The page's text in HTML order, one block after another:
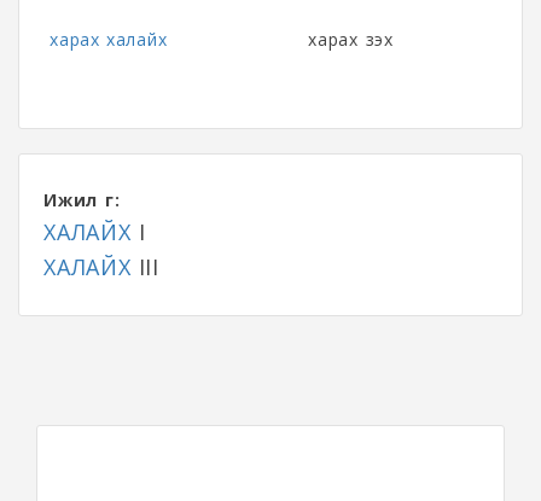
харах халайх харах үзэх
Ижил үг:
ХАЛАЙХ I
ХАЛАЙХ III